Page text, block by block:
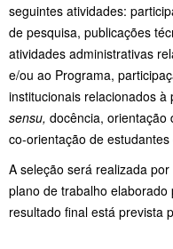
seguintes atividades:
de pesquisa, publicações
atividades administrativas
e/ou ao Programa,
institucionais relacionados à
sensu, docência, orientação
co-orientação de
A seleção será realizada
plano de trabalho
resultado final está prevista